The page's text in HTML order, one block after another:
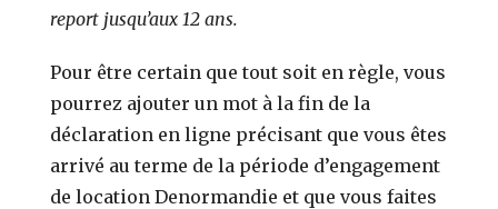
report jusqu’aux 12 ans.
Pour être certain que tout soit en règle, vous
pourrez ajouter un mot à la fin de la
déclaration en ligne précisant que vous êtes
arrivé au terme de la période d’engagement
de location Denormandie et que vous faites